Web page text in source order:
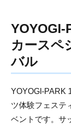
YOYOGI-
カースペ
バル
YOYOGI-PARK
ツ体験フェステ
ベントです。サ